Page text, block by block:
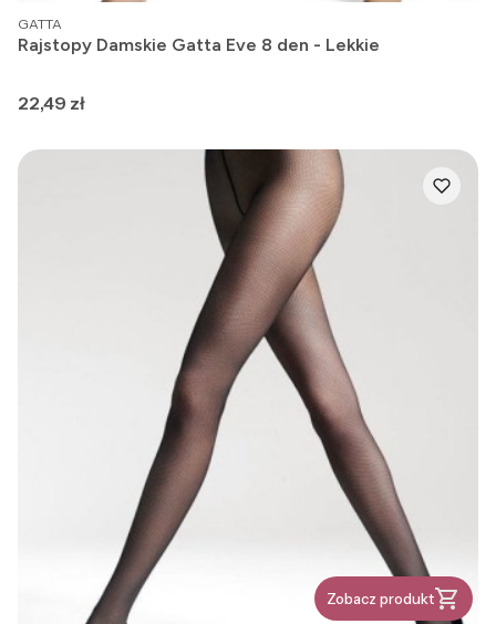
PRODUCENT
GATTA
Rajstopy Damskie Gatta Eve 8 den - Lekkie
Cena
22,49 zł
Zobacz produkt